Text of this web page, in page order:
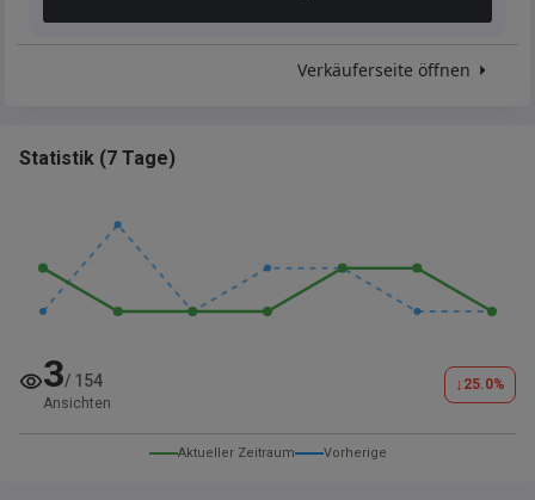
Verkäuferseite öffnen
Statistik (7 Tage)
3/ 154
Ansichten
↓ 25.0%
Aktueller Zeitraum Vorherige